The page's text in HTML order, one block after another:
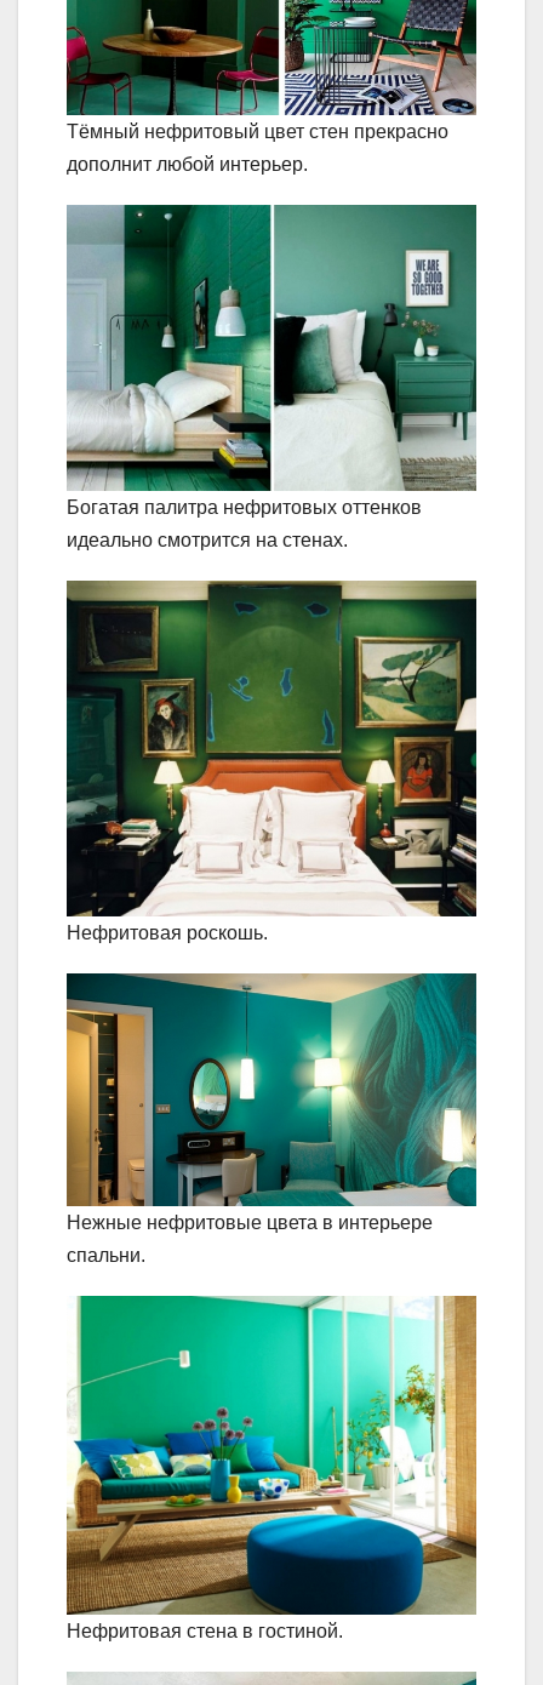
Тёмный нефритовый цвет стен прекрасно
дополнит любой интерьер.
Богатая палитра нефритовых оттенков
идеально смотрится на стенах.
Нефритовая роскошь.
Нежные нефритовые цвета в интерьере
спальни.
Нефритовая стена в гостиной.